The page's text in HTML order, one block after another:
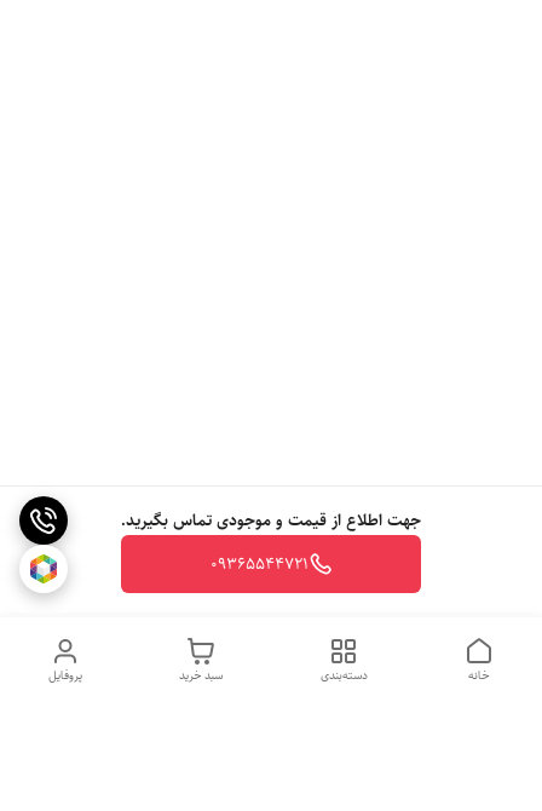
جهت اطلاع از قیمت و موجودی تماس بگیرید.
09365544721
پروفایل سبد خرید دسته‌بندی خانه